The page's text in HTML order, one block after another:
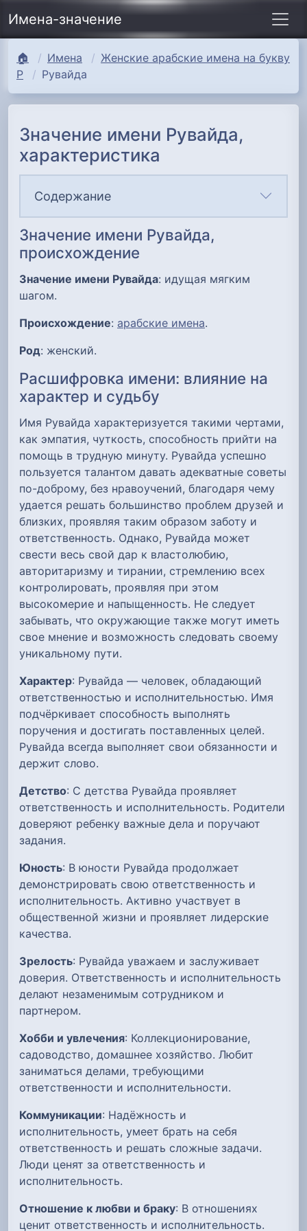
Имена-значение
🏠 Имена
Женские арабские имена на букву
Р
Рувайда
Значение имени Рувайда,
характеристика
Содержание
Значение имени Рувайда,
происхождение
Значение имени Рувайда: идущая мягким
шагом.
Происхождение: арабские имена.
Род: женский.
Расшифровка имени: влияние на
характер и судьбу
Имя Рувайда характеризуется такими чертами,
как эмпатия, чуткость, способность прийти на
помощь в трудную минуту. Рувайда успешно
пользуется талантом давать адекватные советы
по-доброму, без нравоучений, благодаря чему
удается решать большинство проблем друзей и
близких, проявляя таким образом заботу и
ответственность. Однако, Рувайда может
свести весь свой дар к властолюбию,
авторитаризму и тирании, стремлению всех
контролировать, проявляя при этом
высокомерие и напыщенность. Не следует
забывать, что окружающие также могут иметь
свое мнение и возможность следовать своему
уникальному пути.
Характер: Рувайда — человек, обладающий
ответственностью и исполнительностью. Имя
подчёркивает способность выполнять
поручения и достигать поставленных целей.
Рувайда всегда выполняет свои обязанности и
держит слово.
Детство: С детства Рувайда проявляет
ответственность и исполнительность. Родители
доверяют ребенку важные дела и поручают
задания.
Юность: В юности Рувайда продолжает
демонстрировать свою ответственность и
исполнительность. Активно участвует в
общественной жизни и проявляет лидерские
качества.
Зрелость: Рувайда уважаем и заслуживает
доверия. Ответственность и исполнительность
делают незаменимым сотрудником и
партнером.
Хобби и увлечения: Коллекционирование,
садоводство, домашнее хозяйство. Любит
заниматься делами, требующими
ответственности и исполнительности.
Коммуникации: Надёжность и
исполнительность, умеет брать на себя
ответственность и решать сложные задачи.
Люди ценят за ответственность и
исполнительность.
Отношение к любви и браку: В отношениях
ценит ответственность и исполнительность.